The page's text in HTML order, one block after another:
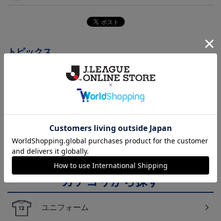
トピックス
横浜FC
こだわりのデザインに注目！タオルマフラーは応援
の必須アイテム！
横浜FC
横浜ＦＣのすべてのグッズをチェックしたい方に！
全グッズ一覧はこちら！
カテゴリから探す
ユニフォーム